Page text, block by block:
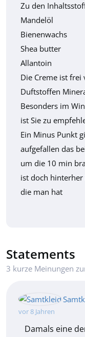
Zu den
Mandelöl
Bienenwachs
Shea butter
Allantoin
Die Creme ist frei
Duftstoffen
Besonders im
ist Sie zu
Ein Minus Punkt
aufgefallen das
um die 10 min
ist doch
die man hat
Statements
3 kurze Meinungen
vor 8 Jahren
Damals eine